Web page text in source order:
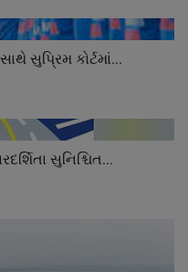
સુપ્રિમ કોર્ટમાં...
સુનિશ્ચિત...